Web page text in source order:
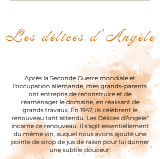
Après la Seconde Guerre mondiale et
l'occupation allemande, mes grands-parents
ont entrepris de reconstruire et de
réaménager le domaine, en réalisant de
grands travaux. En 1947, ils célèbrent le
renouveau tant attendu. Les Délices d'Angèle"
incarne ce renouveau. Il s'agit essentiellement
du même vin, auquel nous avons ajouté une
pointe de sirop de jus de raisin pour lui donner
une subtile douceur.